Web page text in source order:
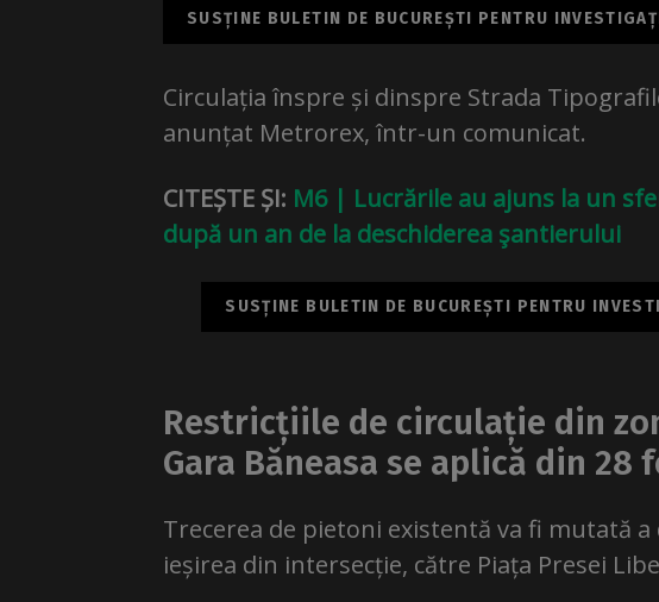
SUSȚINE BULETIN DE BUCUREȘTI PENTRU
Circulația înspre și dinspre Strada
anunțat Metrorex, într-un comunicat.
CITEȘTE ȘI: M6 | Lucrările au ajuns la un
după un an de la deschiderea şantierului
SUSȚINE BULETIN DE BUCUREȘTI PENTRU
Restricțiile de circulație din
Gara Băneasa se aplică din 28
Trecerea de pietoni existentă va fi mutată
ieșirea din intersecție, către Piața Presei